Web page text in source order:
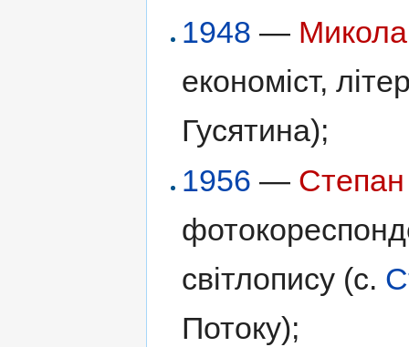
1948 —
економіст,
Гусятина);
1956 — Степан
світлопису (с.
Потоку);